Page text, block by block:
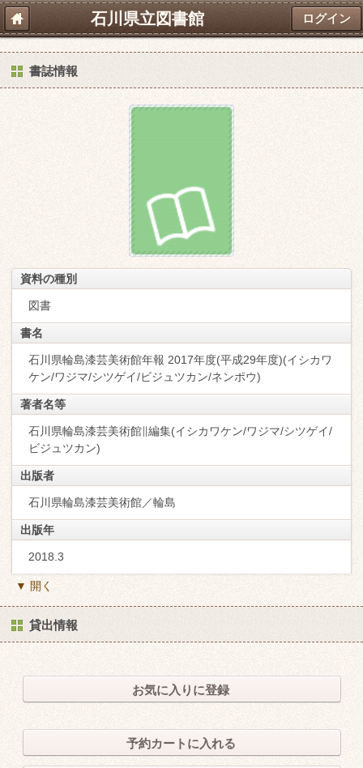
石川県立図書館 ログイン
書誌情報
資料の種別
図書
書名
石川県輪島漆芸美術館年報 2017年度(平成29年度)(イシカワ
ケン/ワジマ/シツゲイ/ビジュツカン/ネンポウ)
著者名等
石川県輪島漆芸美術館∥編集(イシカワケン/ワジマ/シツゲイ/
ビジュツカン)
出版者
石川県輪島漆芸美術館／輪島
出版年
2018.3
▼ 開く
貸出情報
お気に入りに登録
予約カートに入れる